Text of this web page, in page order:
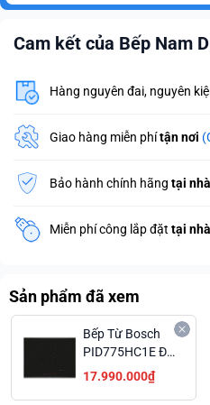
Cam kết của Bếp Nam
Hàng nguyên đai, nguyên
Giao hàng miễn phítận nơi
Bảo hành chính hãng tại nhà
Miễn phí công lắp đặt tại nhà
Sản phẩm đã xem
Bếp Từ Bosch
PID775HC1E Đa
Vùng Chính
Hãng Hỗ Trợ Trả
17.990.000₫